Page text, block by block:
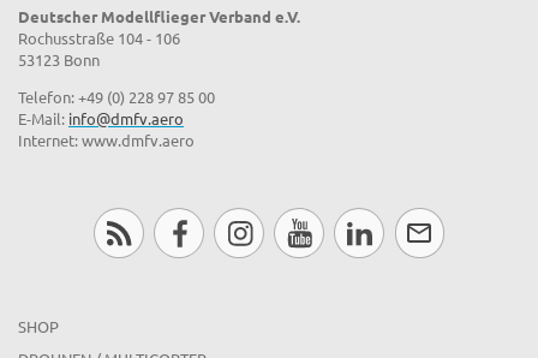
Deutscher Modellflieger Verband e.V.
Rochusstraße 104 - 106
53123 Bonn
Telefon: +49 (0) 228 97 85 00
E-Mail: info@dmfv.aero
Internet: www.dmfv.aero
SHOP